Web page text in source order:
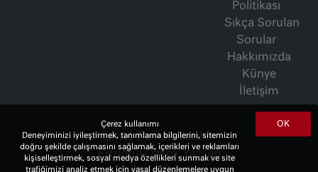
Politikası
Sıkça Sorulan
Sorular
Hakkımızda
Künye
İletişim
İsmet Berkan Yazıları
Ertuğrul Özkök Yazıları
OK
Çerez kullanımı
Deneyiminizi iyileştirmek, tanımlama bilgilerini, sitemizin
doğru şekilde çalışmasını sağlamak, içerikleri ve reklamları
kişiselleştirmek, sosyal medya özellikleri sunmak ve site
trafiğimizi analiz etmek için yasal düzenlemelere uygun